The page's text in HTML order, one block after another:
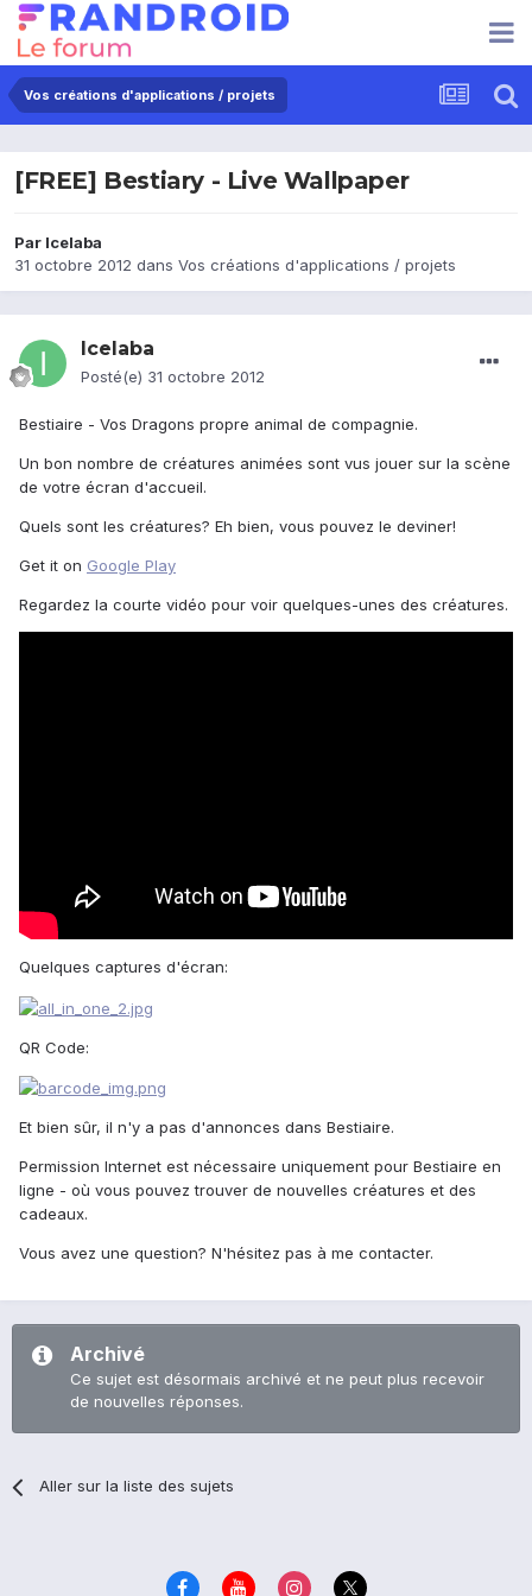
Vos créations d'applications / projets
[FREE] Bestiary - Live Wallpaper
Par Icelaba
31 octobre 2012 dans Vos créations d'applications / projets
Icelaba
Posté(e) 31 octobre 2012
Bestiaire - Vos Dragons propre animal de compagnie.
Un bon nombre de créatures animées sont vus jouer sur la scène
de votre écran d'accueil.
Quels sont les créatures? Eh bien, vous pouvez le deviner!
Get it on Google Play
Regardez la courte vidéo pour voir quelques-unes des créatures.
Quelques captures d'écran:
QR Code:
Et bien sûr, il n'y a pas d'annonces dans Bestiaire.
Permission Internet est nécessaire uniquement pour Bestiaire en
ligne - où vous pouvez trouver de nouvelles créatures et des
cadeaux.
Vous avez une question? N'hésitez pas à me contacter.
Archivé
Ce sujet est désormais archivé et ne peut plus recevoir
de nouvelles réponses.
Aller sur la liste des sujets